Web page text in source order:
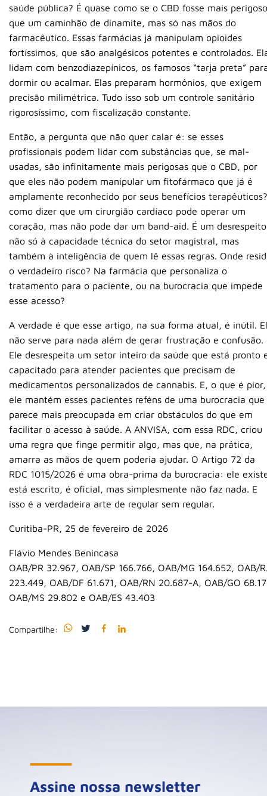
saúde pública? É quase como se o CBD fosse mais perigoso
que um caminhão de dinamite, mas só nas mãos do
farmacêutico. Essas farmácias já manipulam opioides
fortíssimos, que são analgésicos potentes e controlados.
lidam com benzodiazepínicos, os famosos “tarja preta”
dormir ou acalmar. Elas preparam hormônios, que exigem
precisão milimétrica. Tudo isso sob um controle sanitário
rigorosíssimo, com fiscalização constante.
Então, a pergunta que não quer calar é: se esses
profissionais podem lidar com substâncias que, se mal-
usadas, são infinitamente mais perigosas que o CBD, por
que eles não podem manipular um fitofármaco que já é
amplamente reconhecido por seus benefícios
como dizer que um cirurgião cardíaco pode operar um
coração, mas não pode dar um band-aid. É um desrespeito
não só à capacidade técnica do setor magistral, mas
também à inteligência de quem lê essas regras. Onde
o verdadeiro risco? Na farmácia que personaliza o
tratamento para o paciente, ou na burocracia que impede
esse acesso?
A verdade é que esse artigo, na sua forma atual, é inútil.
não serve para nada além de gerar frustração e confusão.
Ele desrespeita um setor inteiro da saúde que está pronto
capacitado para atender pacientes que precisam de
medicamentos personalizados de cannabis. E, o que é pior,
ele mantém esses pacientes reféns de uma burocracia que
parece mais preocupada em criar obstáculos do que em
facilitar o acesso à saúde. A ANVISA, com essa RDC, criou
uma regra que finge permitir algo, mas que, na prática,
amarra as mãos de quem poderia ajudar. O Artigo 72 da
RDC 1015/2026 é uma obra-prima da burocracia: ele
está escrito, é oficial, mas simplesmente não faz nada. E
isso é a verdadeira arte de regular sem regular.
Curitiba-PR, 25 de fevereiro de 2026
Flávio Mendes Benincasa
OAB/PR 32.967, OAB/SP 166.766, OAB/MG 164.652, OAB/
223.449, OAB/DF 61.671, OAB/RN 20.687-A, OAB/GO
OAB/MS 29.802 e OAB/ES 43.403
Compartilhe:
Assine nossa newsletter